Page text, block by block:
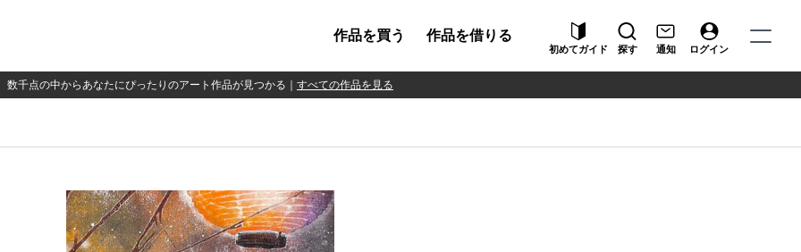
作品を買う 作品を借りる
初めてガイド 探す 通知 ログイン
数千点の中からあなたにぴったりのアート作品が見つかる すべての作品を見る